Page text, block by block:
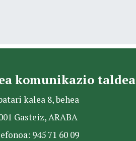
komunikazio taldea
kalea 8, behea
Gasteiz, ARABA
945 71 60 09